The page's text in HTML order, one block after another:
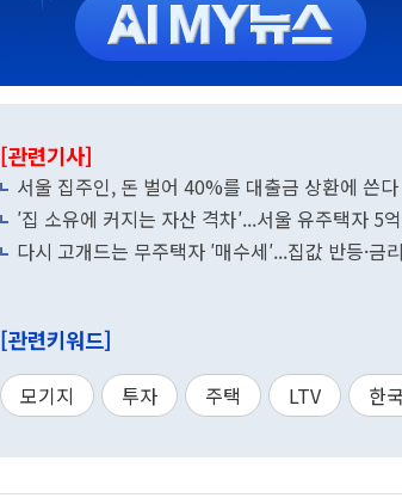
[관련기사]
서울 집주인, 돈 벌어 40%를 대출금 상환에 쓴다
′집 소유에 커지는 자산 격차′...서울 유주택자 5
다시 고개드는 무주택자 ′매수세′...집값 반등·금
[관련키워드]
모기지 투자 주택 LTV 한